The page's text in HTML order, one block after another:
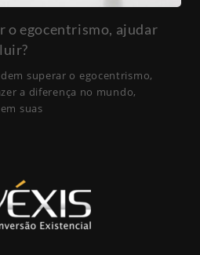
o egocentrismo, ajudar
superar o egocentrismo,
a diferença no mundo,
suas